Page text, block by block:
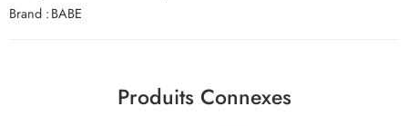
Brand :BABE
Produits Connexes